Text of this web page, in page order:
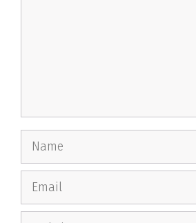
Name
Email
Website